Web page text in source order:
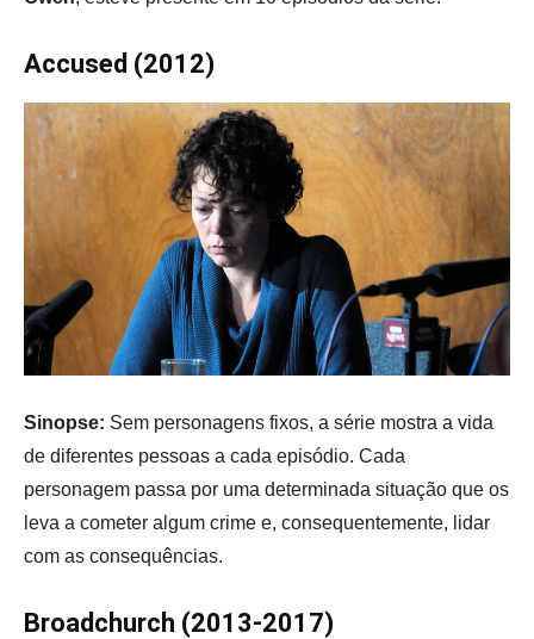
Accused (2012)
Sinopse: Sem personagens fixos, a série mostra a vida
de diferentes pessoas a cada episódio. Cada
personagem passa por uma determinada situação que os
leva a cometer algum crime e, consequentemente, lidar
com as consequências.
Broadchurch (2013-2017)